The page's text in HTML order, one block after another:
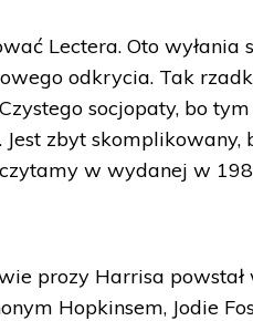
Lectera. Oto wyłania
odkrycia. Tak
socjopaty, bo
Jest zbyt
w wydanej w
prozy Harrisa
Hopkinsem, Jodie